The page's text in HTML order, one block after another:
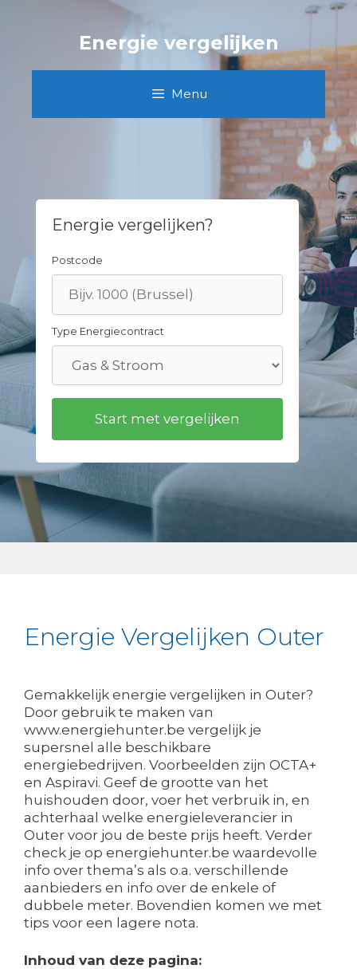
Energie vergelijken
Menu
Energie vergelijken?
Postcode
Type Energiecontract
Energie Vergelijken Outer
Gemakkelijk energie vergelijken in Outer?
Door gebruik te maken van
www.energiehunter.be vergelijk je
supersnel alle beschikbare
energiebedrijven. Voorbeelden zijn OCTA+
en Aspiravi. Geef de grootte van het
huishouden door, voer het verbruik in, en
achterhaal welke energieleverancier in
Outer voor jou de beste prijs heeft. Verder
check je op energiehunter.be waardevolle
info over thema’s als o.a. verschillende
aanbieders en info over de enkele of
dubbele meter. Bovendien komen we met
tips voor een lagere nota.
Inhoud van deze pagina: